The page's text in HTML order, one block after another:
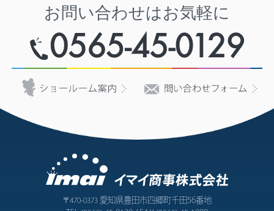
お問い合わせはお気軽に
〒470-0373愛知県豊田市四郷町千田56番地